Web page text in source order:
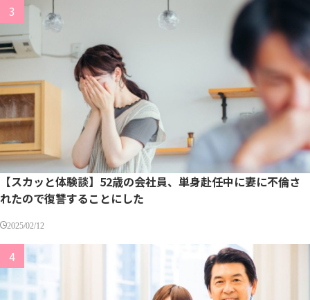
【スカッと体験談】52歳の会社員、単身赴任中に妻に不倫さ
れたので復讐することにした
2025/02/12